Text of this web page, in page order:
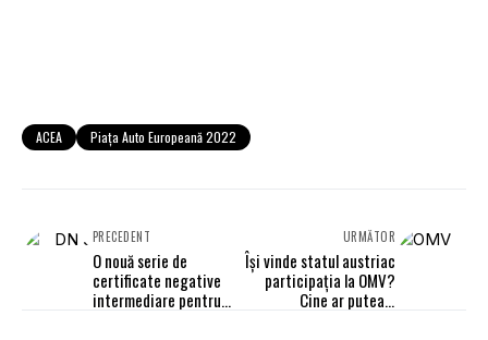
ACEA Piața Auto Europeană 2022
PRECEDENT
O nouă serie de
certificate negative
intermediare pentru
URMĂTOR
Își vinde statul austriac
participația la OMV?
Cine ar putea fi